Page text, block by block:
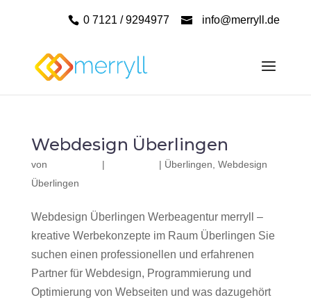
0 7121 / 9294977 info@merryll.de
Webdesign Überlingen
von | | Überlingen Webdesign
Überlingen
Webdesign Überlingen Werbeagentur merryll –
kreative Werbekonzepte im Raum Überlingen Sie
suchen einen professionellen und erfahrenen
Partner für Webdesign, Programmierung und
Optimierung von Webseiten und was dazugehört